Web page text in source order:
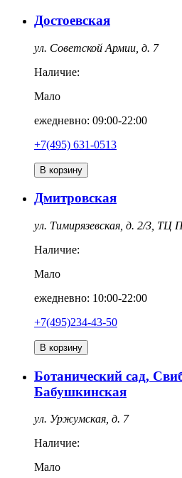
Достоевская
ул. Советской Армии, д. 7
Наличие:
Мало
ежедневно: 09:00-22:00
+7(495) 631-0513
В корзину
Дмитровская
ул. Тимирязевская, д. 2/3, ТЦ
Наличие:
Мало
ежедневно: 10:00-22:00
+7(495)234-43-50
В корзину
Ботанический сад,
Бабушкинская
ул. Уржумская, д. 7
Наличие:
Мало